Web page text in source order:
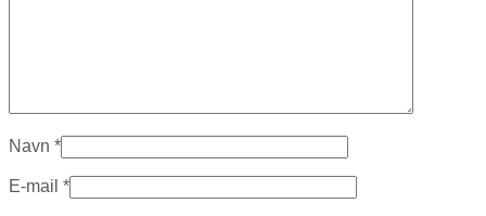
Navn *
E-mail *